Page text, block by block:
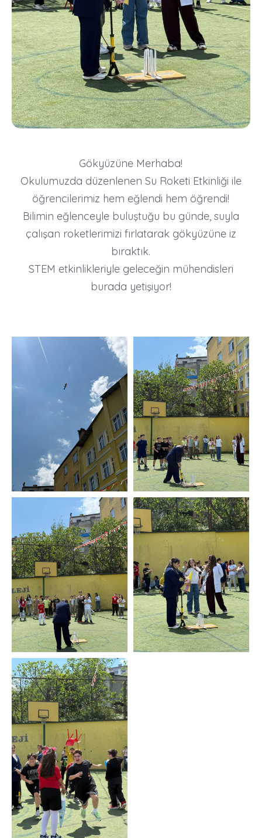
Gökyüzüne Merhaba!
Okulumuzda düzenlenen Su Roketi Etkinliği ile
öğrencilerimiz hem eğlendi hem öğrendi!
Bilimin eğlenceyle buluştuğu bu günde, suyla
çalışan roketlerimizi fırlatarak gökyüzüne iz
bıraktık.
STEM etkinlikleriyle geleceğin mühendisleri
burada yetişiyor!